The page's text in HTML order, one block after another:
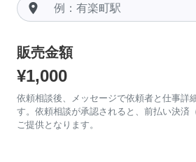
room
販売金額
¥1,000
依頼相談後、メッセージで依頼者と仕事詳
す。依頼相談が承認されると、前払い決
ご提供となります。